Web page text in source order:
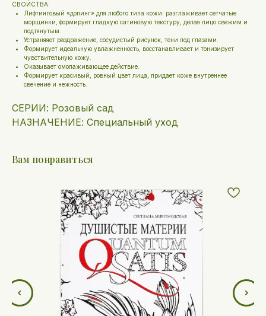
СВОЙСТВА:
Лифтинговый «допинг» для любого типа кожи: разглаживает сетчатые
морщинки, формирует гладкую сатиновую текстуру, делая лицо свежим и
подтянутым.
Устраняяет раздражение, сосудистый рисунок, тени под глазами.
Формирует идеальную увлажненность, восстанавливает и тонизирует
чувствительную кожу.
Оказывает омолаживающее действие.
Формирует красивый, ровный цвет лица, придает коже внутреннее
свечение и нежность.
СЕРИИ: Розовый сад
НАЗНАЧЕНИЕ: Специальный уход
Вам понравиться